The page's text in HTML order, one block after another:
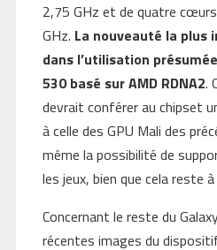
2,75 GHz et de quatre
GHz. La nouveauté la plus
dans l’utilisation présumée
530 basé sur AMD RDNA2.
devrait conférer au chipset
à celle des GPU Mali des
même la possibilité de
les jeux, bien que cela reste
Concernant le reste du
récentes images du